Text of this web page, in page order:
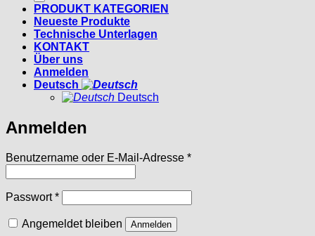
PRODUKT KATEGORIEN
Neueste Produkte
Technische Unterlagen
KONTAKT
Über uns
Anmelden
Deutsch
Deutsch
Anmelden
Benutzername oder E-Mail-Adresse *Erforderlich
Passwort*Erforderlich
Angemeldet bleiben Anmelden